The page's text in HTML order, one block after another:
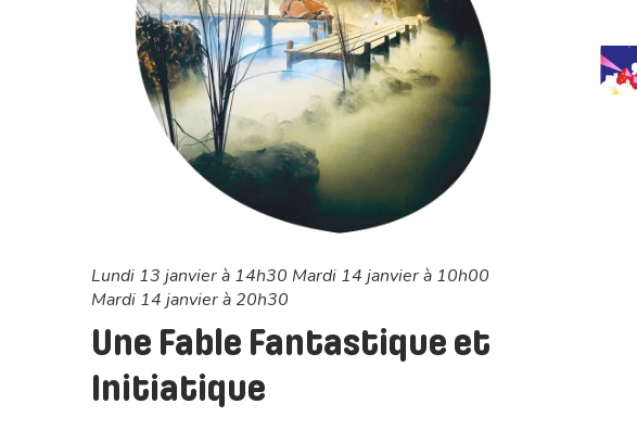
Lundi 13 janvier à 14h30 Mardi 14 janvier à 10h00
Mardi 14 janvier à 20h30
Une Fable Fantastique et
Initiatique